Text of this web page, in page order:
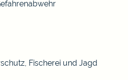
Fischerei und Jagd